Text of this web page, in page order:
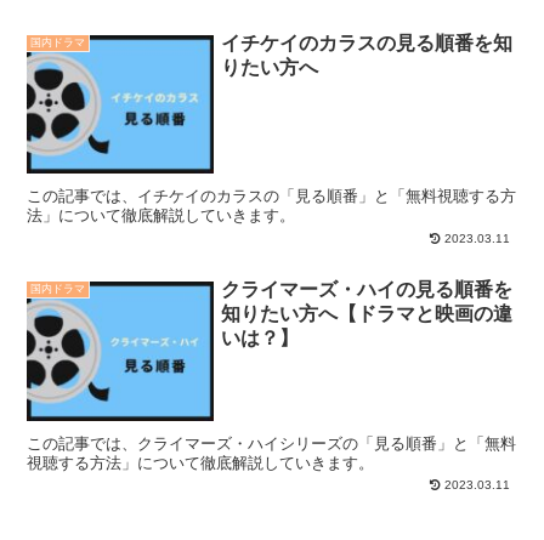
国内ドラマ
イチケイのカラスの見る順番を知
りたい方へ
この記事では、イチケイのカラスの「見る順番」と「無料視聴する方
法」について徹底解説していきます。
2023.03.11
国内ドラマ
クライマーズ・ハイの見る順番を
知りたい方へ【ドラマと映画の違
いは？】
この記事では、クライマーズ・ハイシリーズの「見る順番」と「無料
視聴する方法」について徹底解説していきます。
2023.03.11